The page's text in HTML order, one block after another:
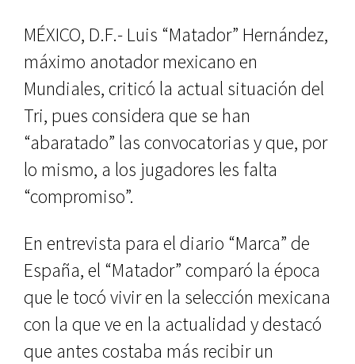
MÉXICO, D.F.- Luis “Matador” Hernández,
máximo anotador mexicano en
Mundiales, criticó la actual situación del
Tri, pues considera que se han
“abaratado” las convocatorias y que, por
lo mismo, a los jugadores les falta
“compromiso”.
En entrevista para el diario “Marca” de
España, el “Matador” comparó la época
que le tocó vivir en la selección mexicana
con la que ve en la actualidad y destacó
que antes costaba más recibir un